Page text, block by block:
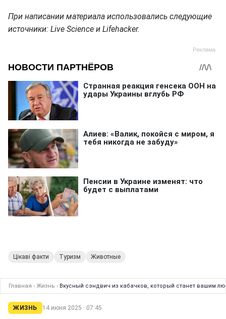
При написании материала использовались следующие
источники: Live Science и Lifehacker.
Цікаві факти Туризм Животные
Главная › Жизнь › Вкусный сэндвич из кабачков, который станет вашим
ЖИЗНЬ 14 июня 2025 · 07:45